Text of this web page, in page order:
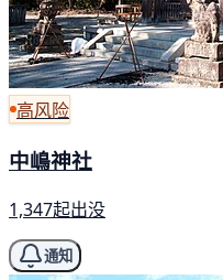
高风险
中嶋神社
1,347起出没
通知